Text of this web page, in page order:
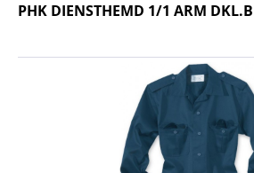
PHK DIENSTHEMD 1/1 ARM